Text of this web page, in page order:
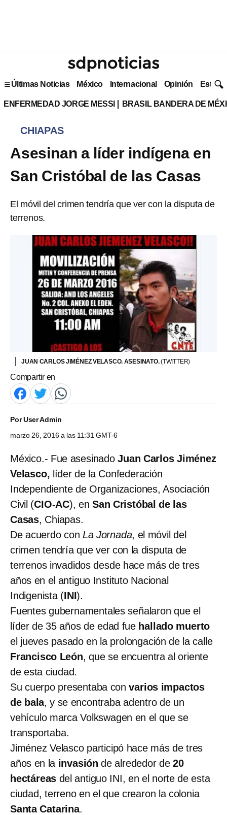
Últimas Noticias México Internacional Opinión Estilo
ENFERMEDAD JORGE MESSI BRASIL BANDERA DE
CHIAPAS
Asesinan a líder indígena en
San Cristóbal de las Casas
El móvil del crimen tendría que ver con la disputa de
terrenos.
JUAN CARLOS JIMÉNEZ VELASCO. ASESINATO.(TWITTER)
Compartir en
PorUser Admin
marzo 26, 2016 a las 11:31 GMT-6
México.- Fue asesinadoJuan Carlos Jiménez
Velasco, líder de la Confederación
Independiente de Organizaciones, Asociación
Civil (CIO-AC), enSan Cristóbal de las
Casas, Chiapas.
De acuerdo con La Jornada, el móvil del
crimen tendría que ver con la disputa de
terrenos invadidos desde hace más de tres
años en el antiguo Instituto Nacional
Indigenista (INI).
Fuentes gubernamentales señalaron que el
líder de 35 años de edad fue hallado muerto
el jueves pasado en la prolongación de la calle
Francisco León, que se encuentra al oriente
de esta ciudad.
Su cuerpo presentaba convarios impactos
de bala, y se encontraba adentro de un
vehículo marca Volkswagen en el que se
transportaba.
Jiménez Velasco participó hace más de tres
años en la invasión de alrededor de20
hectáreas del antiguo INI, en el norte de esta
ciudad, terreno en el que crearon la colonia
Santa Catarina.